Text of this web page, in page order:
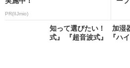
PR(IIJmio)
知って選びたい！ 加湿
式』 『超音波式』 『ハ